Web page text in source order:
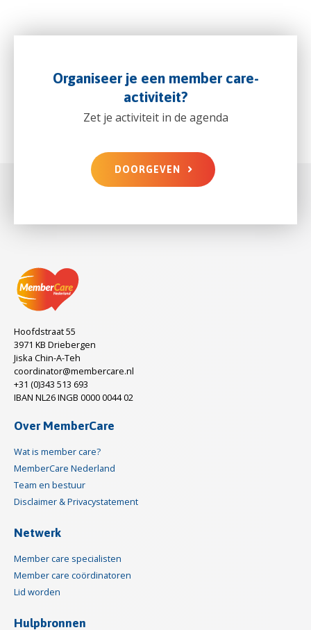
Organiseer je een member care-
activiteit?
Zet je activiteit in de agenda
DOORGEVEN
Hoofdstraat 55
3971 KB Driebergen
Jiska Chin-A-Teh
coordinator@membercare.nl
+31 (0)343 513 693
IBAN NL26 INGB 0000 0044 02
Over MemberCare
Wat is member care?
MemberCare Nederland
Team en bestuur
Disclaimer & Privacystatement
Netwerk
Member care specialisten
Member care coördinatoren
Lid worden
Hulpbronnen